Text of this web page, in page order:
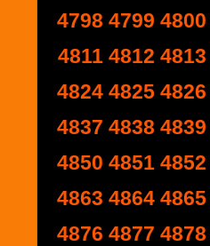
4798 4799 4800
4811 4812 4813
4824 4825 4826
4837 4838 4839
4850 4851 4852
4863 4864 4865
4876 4877 4878